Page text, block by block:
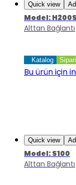
Quick view
Model:
Alttan Bağlantı
Katalog
Bu ürün için
Quick view
Model: S100
Alttan Bağlantı